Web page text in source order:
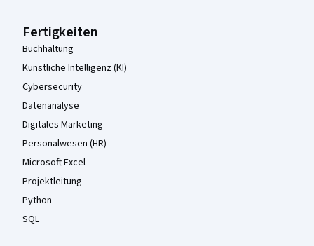
Fertigkeiten
Buchhaltung
Künstliche Intelligenz (KI)
Cybersecurity
Datenanalyse
Digitales Marketing
Personalwesen (HR)
Microsoft Excel
Projektleitung
Python
SQL